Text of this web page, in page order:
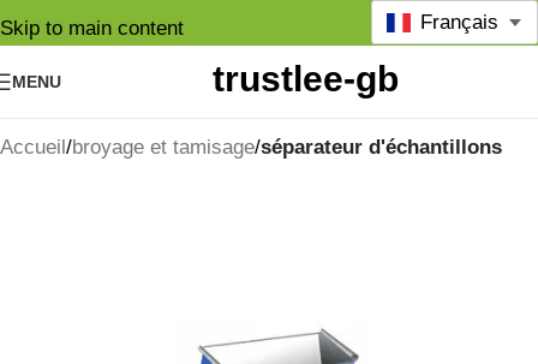
Skip to main content
MENU
Français
Accueil broyage et tamisage séparateur d'échantillons